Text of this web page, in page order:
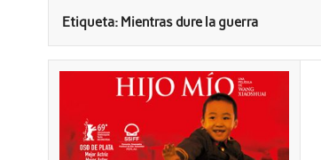
Etiqueta: Mientras dure la guerra